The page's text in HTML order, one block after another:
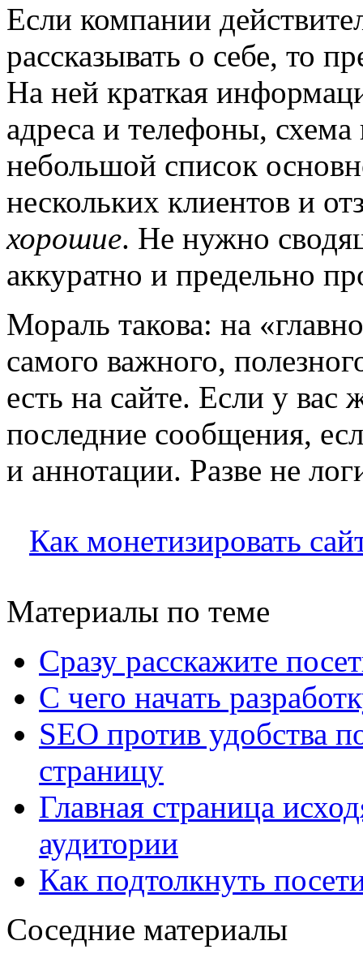
Если компании
рассказывать о себе, то
На ней краткая
адреса и телефоны,
небольшой список
нескольких клиентов и
хорошие. Не нужно
аккуратно и предельно
Мораль такова: на
самого важного,
есть на сайте. Если у
последние сообщения,
и аннотации. Разве не
Как монетизировать
Материалы по теме
Сразу расскажите
С чего начать
SEO против удобства
страницу
Главная страница
аудитории
Как подтолкнуть
Соседние материалы